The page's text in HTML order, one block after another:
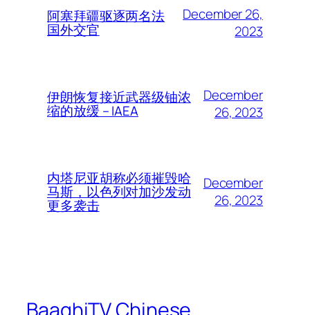
阿塞拜疆驱逐两名法
国外交官
December 26,
2023
伊朗恢复接近武器级铀浓
缩的放缓 – IAEA
December
26, 2023
内塔尼亚胡称必须摧毁哈
马斯，以色列对加沙发动
更多袭击
December
26, 2023